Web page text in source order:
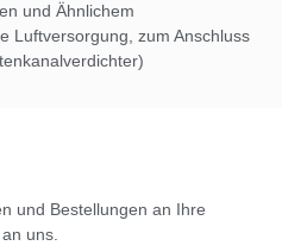
und Ähnlichem
Luftversorgung, zum Anschluss
und Bestellungen an Ihre
uns.